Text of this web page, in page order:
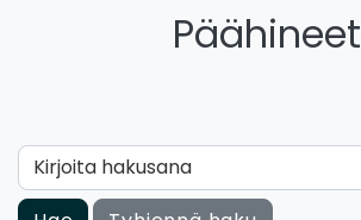
Päähineet
Kirjoita hakusana